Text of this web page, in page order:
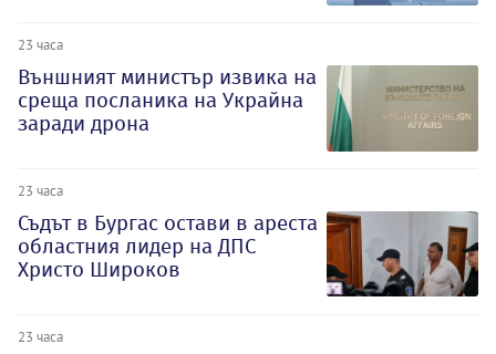
23 часа
Външният министър извика на
среща посланика на Украйна
заради дрона
23 часа
Съдът в Бургас остави в ареста
областния лидер на ДПС
Христо Широков
23 часа